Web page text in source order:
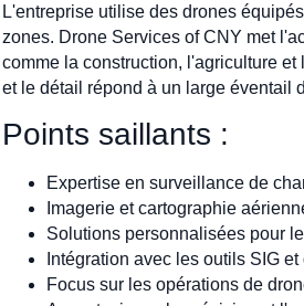
L'entreprise utilise des drones
zones. Drone Services of CNY met
comme la construction, l'agriculture
et le détail répond à un large éventail
Points saillants :
Expertise en surveillance de
Imagerie et cartographie
Solutions personnalisées pour
Intégration avec les outils SIG
Focus sur les opérations de